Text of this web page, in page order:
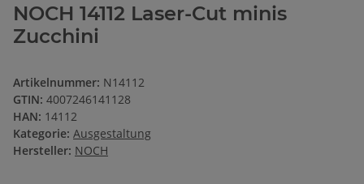
NOCH 14112 Laser-Cut minis
Zucchini
Artikelnummer: N14112
GTIN: 4007246141128
HAN: 14112
Kategorie: Ausgestaltung
Hersteller: NOCH